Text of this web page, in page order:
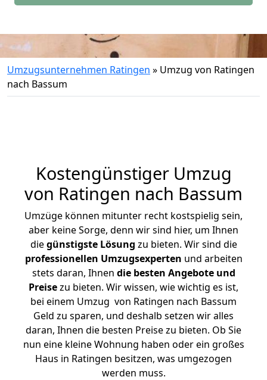
Umzugsunternehmen Ratingen » Umzug von Ratingen
nach Bassum
Kostengünstiger Umzug
von Ratingen nach Bassum
Umzüge können mitunter recht kostspielig sein,
aber keine Sorge, denn wir sind hier, um Ihnen
diegünstigste Lösung zu bieten. Wir sind die
professionellen Umzugsexperten und arbeiten
stets daran, Ihnen die besten Angebote und
Preisezu bieten. Wir wissen, wie wichtig es ist,
bei einem Umzug von Ratingen nach Bassum
Geld zu sparen, und deshalb setzen wir alles
daran, Ihnen die besten Preise zu bieten. Ob Sie
nun eine kleine Wohnung haben oder ein großes
Haus in Ratingen besitzen, was umgezogen
werden muss.